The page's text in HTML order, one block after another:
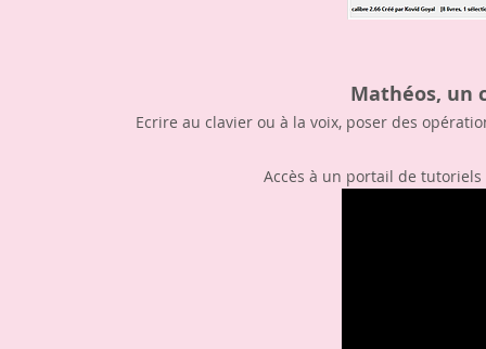
Mathéos, un
Ecrire au clavier ou à la voix, poser des
Accès à un portail de